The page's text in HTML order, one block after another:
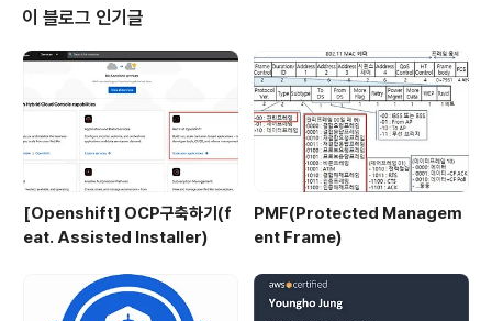
s.www.cncf.io 단순히 가고 싶었던 회사의 우대사항이
어서 처음 알게되고, 찾아보니 마크가 멋진 것 같아서 뭐하
는데 쓰는건지 알아봤다가,오토힐링이나 Desired state
를 따르는 형태가 ..
이 블로그 인기글
[Openshift] OCP구축하기(f
eat. Assisted Installer)
PMF(Protected Managem
ent Frame)